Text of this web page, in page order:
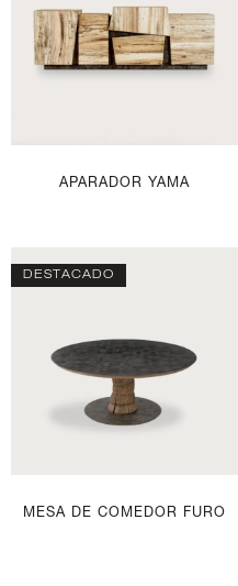
APARADOR YAMA
DESTACADO
MESA DE COMEDOR FURO